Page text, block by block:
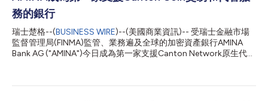
產業在機構採用方面取得了長足進步，但在不同平台和受監管的金
融機構之間安全高效地轉移加密資產仍然十分困難。向銀行存款以
往要求客戶在外部平台上完成錢包簽名，並透過多步驟人工流程來
驗證地址。AMINA與Mesh的整合消除了這一摩擦。我們的客戶只
需在AMINA平台內點選幾下，即可選擇其錢包服務商、驗證所有權
並完成存款，使數位資產存款體驗達到了客戶在傳統金融中所期望
務的銀行
瑞士楚格--(BUSINESS WIRE)--(美國商業資訊)-- 受瑞士金融市場
監督管理局(FINMA)監管、業務遍及全球的加密資產銀行AMINA
Bank AG ("AMINA")今日成為第一家支援Canton Network原生代幣
公共區塊鏈。 近幾個月來，Canton獲得了顯著的機構採用動力，